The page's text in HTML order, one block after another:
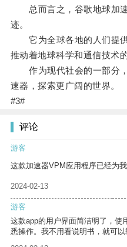
总而言之，谷歌地球加速
迹。
它为全球各地的人们提供
推动着地球科学和通信技术
作为现代社会的一部分，
速器，探索更广阔的世界。
#3#
评论
游客
这款加速器VPM应用程序已经为
2024-02-13
游客
这款app的用户界面简洁明了，使
悉操作。我不用看说明书，就可以